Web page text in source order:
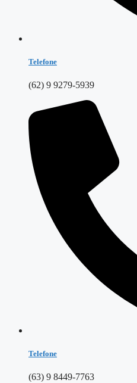
Telefone
(62) 9 9279-5939
Telefone
(63) 9 8449-7763